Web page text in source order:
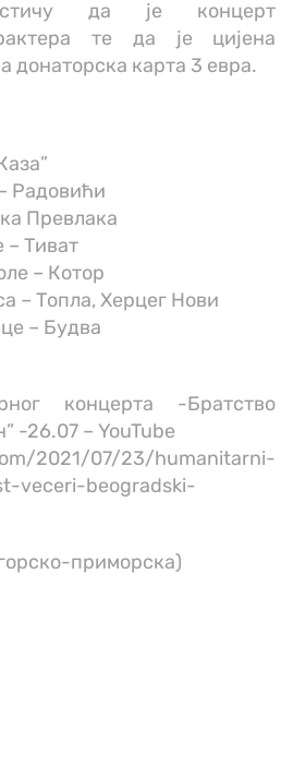
да је концерт
те да је цијена
донаторска карта 3 евра.
Радовићи
Превлака
– Тиват
– Котор
– Топла, Херцег Нови
– Будва
концерта -Братство
-26.07 – YouTube
2021/07/23/humanitarni-
veceri-beogradski-
приморска)